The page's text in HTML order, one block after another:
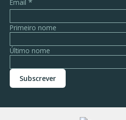
Email *
Primeiro nome
Último nome